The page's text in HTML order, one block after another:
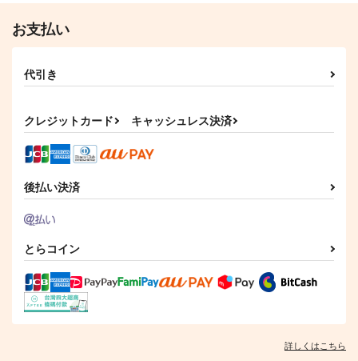
サンプル
お支払い
代引き
クレジットカード キャッシュレス決済
後払い決済
とらコイン
詳しくはこちら